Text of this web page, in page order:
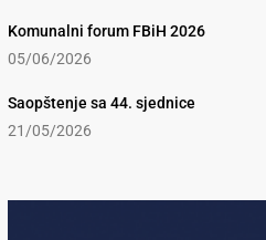
Komunalni forum FBiH 2026
05/06/2026
Saopštenje sa 44. sjednice
21/05/2026